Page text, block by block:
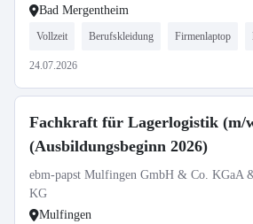
Bad Mergentheim
Vollzeit Berufskleidung Firmenlaptop
24.07.2026
Fachkraft für Lagerlogistik (m/
(Ausbildungsbeginn 2026)
ebm-papst Mulfingen GmbH & Co. KGaA
KG
Mulfingen